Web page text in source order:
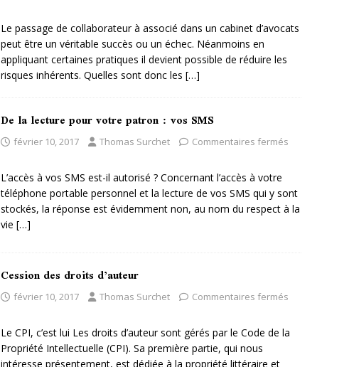
Le passage de collaborateur à associé dans un cabinet d’avocats
peut être un véritable succès ou un échec. Néanmoins en
appliquant certaines pratiques il devient possible de réduire les
risques inhérents. Quelles sont donc les […]
De la lecture pour votre patron : vos SMS
février 10, 2017 Thomas Surchet Commentaires fermés
L’accès à vos SMS est-il autorisé ? Concernant l’accès à votre
téléphone portable personnel et la lecture de vos SMS qui y sont
stockés, la réponse est évidemment non, au nom du respect à la
vie […]
Cession des droits d’auteur
février 10, 2017 Thomas Surchet Commentaires fermés
Le CPI, c’est lui Les droits d’auteur sont gérés par le Code de la
Propriété Intellectuelle (CPI). Sa première partie, qui nous
intéresse présentement, est dédiée à la propriété littéraire et